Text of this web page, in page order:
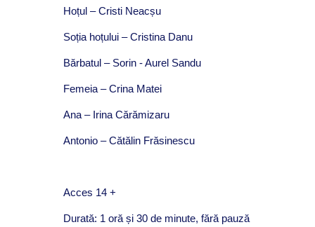
Hoțul – Cristi Neacșu
Soția hoțului – Cristina Danu
Bărbatul – Sorin - Aurel Sandu
Femeia – Crina Matei
Ana – Irina Cărămizaru
Antonio – Cătălin Frăsinescu
Acces 14 +
Durată: 1 oră și 30 de minute, fără pauză